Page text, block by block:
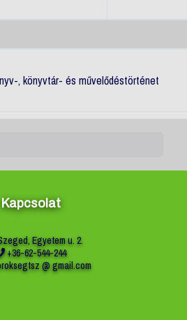
, könyvtár- és művelődéstörténet
Kapcsolat
Egyetem u. 2.
+36-62-544-244
@ gmail.com